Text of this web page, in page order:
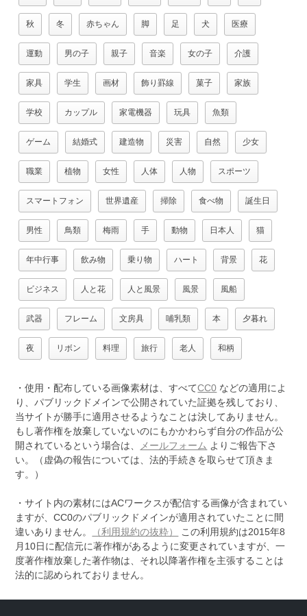
秋 冬 赤ちゃん 脚 足 犬 医療
運動 男の子 親子 音楽 女の子 介護
家具 学生 画材 飾り罫線 菓子 家族
学校 カップル 家電機器 玩具 魚類
ゲーム 結婚式 建造物 災害 自然 少女
職業 植物 女性 人体 人物 スポーツ
スマートフォン 世界遺産 掃除 食べ物 誕生日
男性 鳥類 梅雨 手 動物 日本人 猫
年中行事 飲み物 乗り物 ハート 背景 花
ビジネス 人と花 人と風景 風景 風船
武器 フレーム 文房具 哺乳類 本 夕暮れ
夜 リボン 料理 旅行 老人 和柄
・使用・配布している画像素材は、すべてCC0 などの適用によ
り、パブリックドメインで公開されていた証拠を残しており、
当サイトが勝手に適用させるようなことは決してありません。
もし著作権を放棄していないのにもかかわらず自分の作品が公
開されているという場合は、
メールフォーム よりご報告下さ
い。（虚偽の報告については、法的手続きを取らせて頂きま
す。）
・サイト内の素材にはACワークスが配信する画像が含まれてい
ますが、CC0のパブリックドメインが適用されていたことに間
違いありません。
（利用規約の抜粋）
この利用規約は2015年8
月10日に配信元に著作権があるように変更されていますが、一
度著作権放棄した著作物は、それ以降著作権を主張することは
法的に認められておりません。